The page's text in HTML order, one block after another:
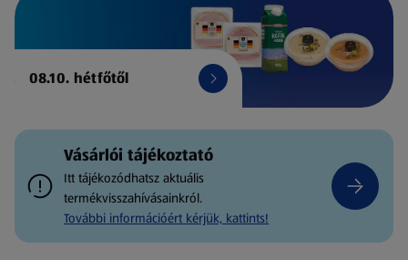
08.10. hétfőtől
Vásárlói tájékoztató
Itt tájékozódhatsz aktuális
termékvisszahívásainkról.
További információért kérjük, kattints!